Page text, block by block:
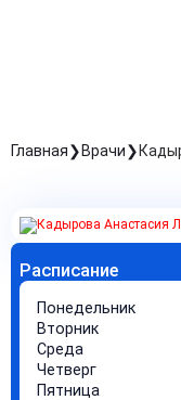
Главная Врачи
Расписание
Понедельник
Вторник
Среда
Четверг
Пятница